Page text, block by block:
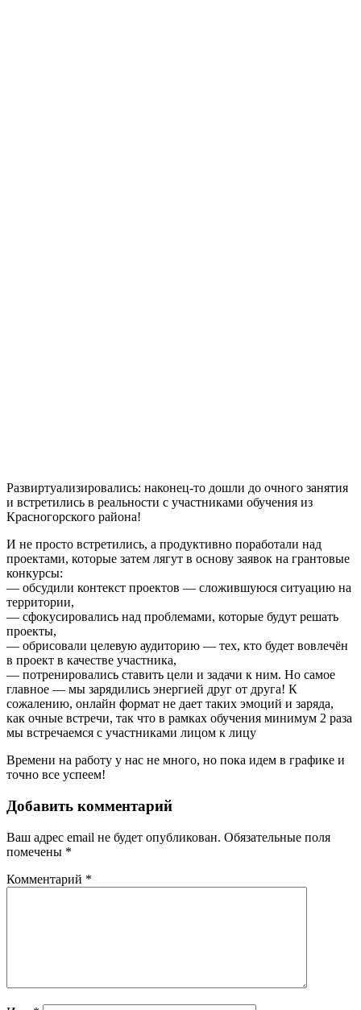
Развиртуализировались: наконец-то дошли до очного занятия
и встретились в реальности с участниками обучения из
Красногорского района!
И не просто встретились, а продуктивно поработали над
проектами, которые затем лягут в основу заявок на грантовые
конкурсы:
— обсудили контекст проектов — сложившуюся ситуацию на
территории,
— сфокусировались над проблемами, которые будут решать
проекты,
— обрисовали целевую аудиторию — тех, кто будет вовлечён
в проект в качестве участника,
— потренировались ставить цели и задачи к ним. Но самое
главное — мы зарядились энергией друг от друга! К
сожалению, онлайн формат не дает таких эмоций и заряда,
как очные встречи, так что в рамках обучения минимум 2 раза
мы встречаемся с участниками лицом к лицу
Времени на работу у нас не много, но пока идем в графике и
точно все успеем!
Добавить комментарий
Ваш адрес email не будет опубликован. Обязательные поля
помечены *
Комментарий *